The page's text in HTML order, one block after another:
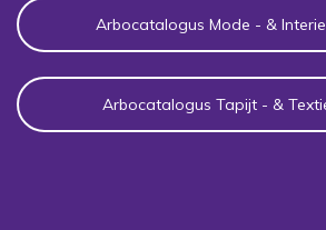
Arbocatalogus Mode - &
Arbocatalogus Tapijt - &